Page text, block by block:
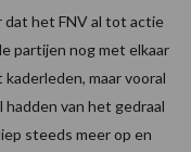
dat het FNV al tot actie
partijen nog met elkaar
maar vooral
van het gedraal
steeds meer op en